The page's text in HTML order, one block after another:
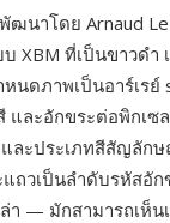
พัฒนาโดย Arnaud
XBM ที่เป็นขาวดำ
นดภาพเป็นอาร์เรย์
และอักขระต่อพิกเซ
และประเภทสีสัญลัก
แถวเป็นลำดับรหัสอั
า — มักสามารถเห็